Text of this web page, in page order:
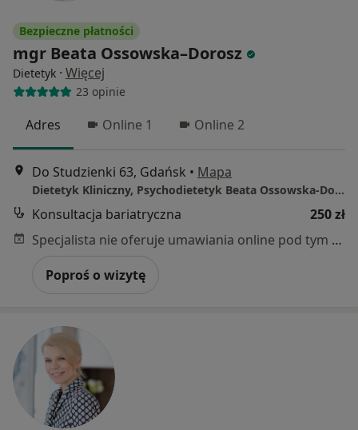
Bezpieczne płatności
mgr Beata Ossowska–Dorosz
Dietetyk · Więcej
23 opinie
Adres Online 1 Online 2
Do Studzienki 63, Gdańsk • Mapa
Dietetyk Kliniczny, Psychodietetyk Beata Ossowska-Dorosz
Konsultacja bariatryczna
250 zł
Specjalista nie oferuje umawiania online pod tym adresem.
Poproś o wizytę